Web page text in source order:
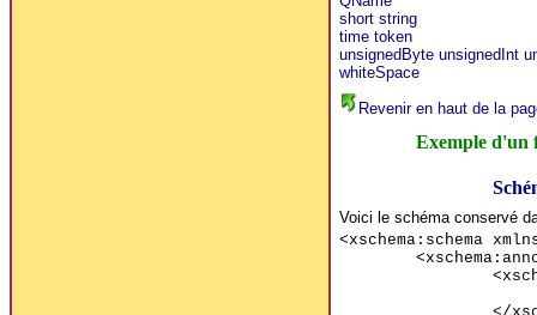
short string
time token
unsignedByte unsignedInt
whiteSpace
Revenir en haut de la
Exemple
Voici le schéma conservé
<xschema:schema